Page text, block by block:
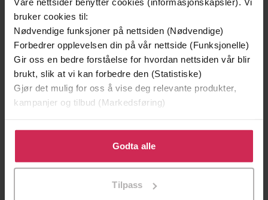
bruker cookies til:
Nødvendige funksjoner på nettsiden (Nødvendige)
Forbedrer opplevelsen din på vår nettside (Funksjonelle)
Gir oss en bedre forståelse for hvordan nettsiden vår blir
brukt, slik at vi kan forbedre den (Statistiske)
Gjør det mulig for oss å vise deg relevante produkter,
kampanjer og tilbud (Markedsføring)
Klikk på «Godta alle» for å gi oss ditt samtykke til å
bruke cookies for alle disse formålene. Du kan også
tilpasse ditt samtykke til spesifikke formål ved å klikke
Godta alle
Tilpass
199,-
Jo Nesbø
Jørn Lier Horst